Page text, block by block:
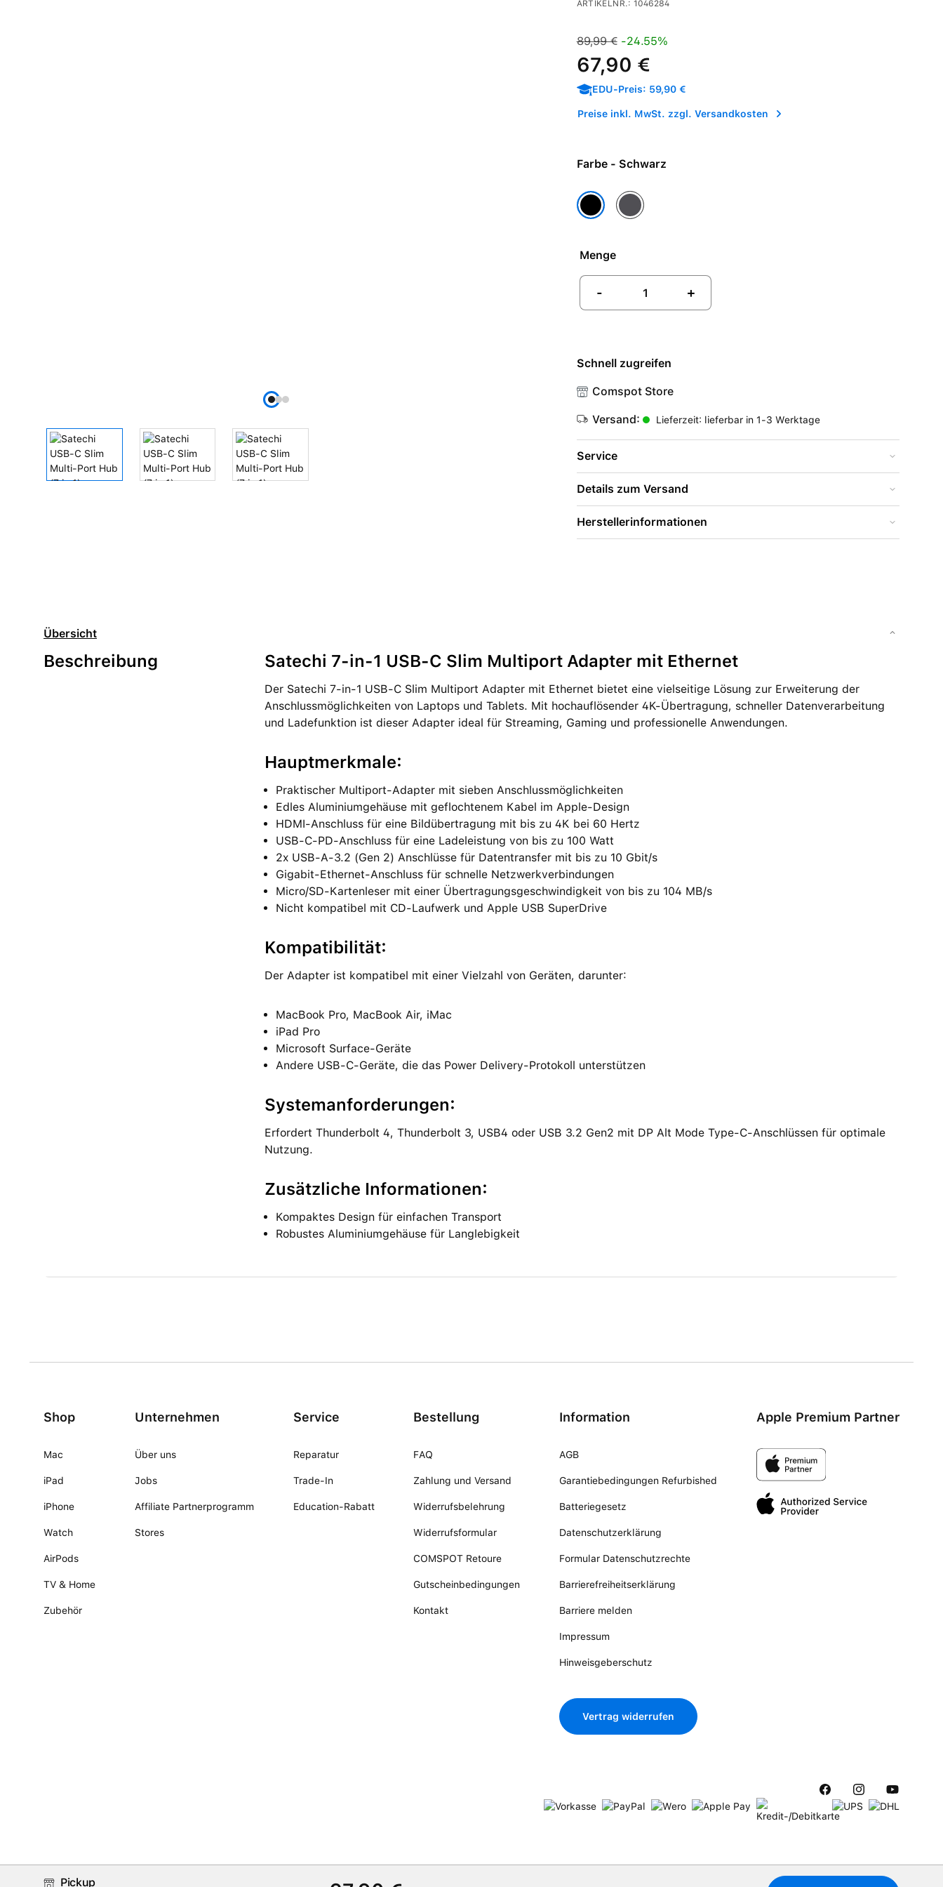
ARTIKELNR.: 1046284
Verkaufspreis:
Regulärer Preis:
89,99 €-24.55%
67,90 €
EDU-Preis: 59,90 €
Preise inkl. MwSt. zzgl. Versandkosten
Farbe - Schwarz
SchwarzSpace Grau
Menge
- +
Pickup Verkaufspreis:
Schnell zugreifen
Comspot Store
Versand: Lieferzeit: lieferbar in 1-3 Werktage
Service
Details zum Versand
Herstellerinformationen
Übersicht
Beschreibung Satechi 7-in-1 USB-C Slim Multiport Adapter mit Ethernet
Der Satechi 7-in-1 USB-C Slim Multiport Adapter mit Ethernet bietet eine vielseitige Lösung zur Erweiterung der
Anschlussmöglichkeiten von Laptops und Tablets. Mit hochauflösender 4K-Übertragung, schneller Datenverarbeitung
und Ladefunktion ist dieser Adapter ideal für Streaming, Gaming und professionelle Anwendungen.
Hauptmerkmale:
Praktischer Multiport-Adapter mit sieben Anschlussmöglichkeiten
Edles Aluminiumgehäuse mit geflochtenem Kabel im Apple-Design
HDMI-Anschluss für eine Bildübertragung mit bis zu 4K bei 60 Hertz
USB-C-PD-Anschluss für eine Ladeleistung von bis zu 100 Watt
2x USB-A-3.2 (Gen 2) Anschlüsse für Datentransfer mit bis zu 10 Gbit/s
Gigabit-Ethernet-Anschluss für schnelle Netzwerkverbindungen
Micro/SD-Kartenleser mit einer Übertragungsgeschwindigkeit von bis zu 104 MB/s
Nicht kompatibel mit CD-Laufwerk und Apple USB SuperDrive
Kompatibilität:
Der Adapter ist kompatibel mit einer Vielzahl von Geräten, darunter:
MacBook Pro, MacBook Air, iMac
iPad Pro
Microsoft Surface-Geräte
Andere USB-C-Geräte, die das Power Delivery-Protokoll unterstützen
Systemanforderungen:
Erfordert Thunderbolt 4, Thunderbolt 3, USB4 oder USB 3.2 Gen2 mit DP Alt Mode Type-C-Anschlüssen für optimale
Nutzung.
Zusätzliche Informationen:
Kompaktes Design für einfachen Transport
Robustes Aluminiumgehäuse für Langlebigkeit
Shop
Mac
iPad
iPhone
Watch
AirPods
TV & Home
Zubehör
Unternehmen
Über uns
Jobs
Affiliate Partnerprogramm
Stores
Service
Reparatur
Trade-In
Education-Rabatt
Bestellung
FAQ
Zahlung und Versand
Widerrufsbelehrung
Widerrufsformular
COMSPOT Retoure
Gutscheinbedingungen
Kontakt
Information
AGB
Garantiebedingungen Refurbished
Batteriegesetz
Datenschutzerklärung
Formular Datenschutzrechte
Barrierefreiheitserklärung
Barriere melden
Impressum
Hinweisgeberschutz
Vertrag widerrufen
Apple Premium Partner